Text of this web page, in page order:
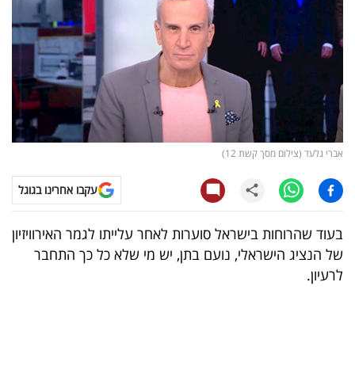
רכילות
קריפטו
ויראלי
טלוויזיה
עסקי
ספורט
קריירה
אברי גלעד (צילום מסך קשת 12)
עקבו אחרינו בגוגל
בעוד שהרוחות בישראל סוערות לאחר עלייתו לגמר האירוויזיון
של הנציג הישראלי, נועם בתן, יש מי שלא כל כך התחבר
לרעיון.